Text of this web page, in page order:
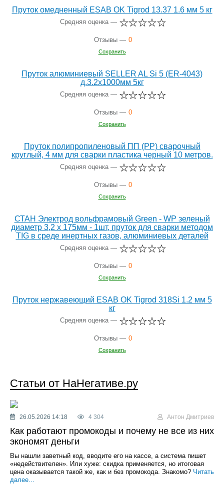
Пруток омедненный ESAB OK Tigrod 13.37 1.6 мм 5 кг
Средняя оценка —
Отзывы — 0
Сохранить
Пруток алюминиевый SELLER AL Si 5 (ER-4043)
д.3.2x1000мм 5кг
Средняя оценка —
Отзывы — 0
Сохранить
Пруток полипропиленовый ПП (РР) сварочный
круглый, 4 мм для сварки пластика черный 10 метров.
Средняя оценка —
Отзывы — 0
Сохранить
СТАН Электрод вольфрамовый Green - WP зеленый
диаметр 3,2 х 175мм - 1шт, пруток для сварки методом
TIG в среде инертных газов, алюминиевых деталей
Средняя оценка —
Отзывы — 0
Сохранить
Пруток нержавеющий ESAB OK Tigrod 318Si 1.2 мм 5
кг
Средняя оценка —
Отзывы — 0
Сохранить
Статьи от НаНегативе.ру
26.05.2026 14:18 4 304 Антон Дмитриев
Как работают промокоды и почему не все из них
экономят деньги
Вы нашли заветный код, вводите его на кассе, а система пишет
«недействителен». Или хуже: скидка применяется, но итоговая
цена оказывается такой же, как и без промокода. Знакомо? Читать
далее...